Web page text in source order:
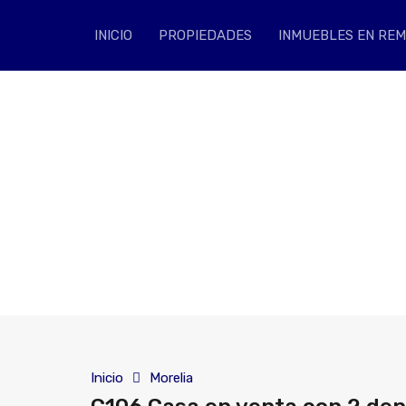
INICIO
INICIO PROPIEDADES INMUEBLES EN
Inicio Morelia